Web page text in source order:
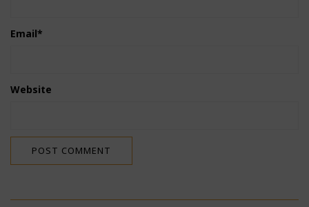
Email*
Website